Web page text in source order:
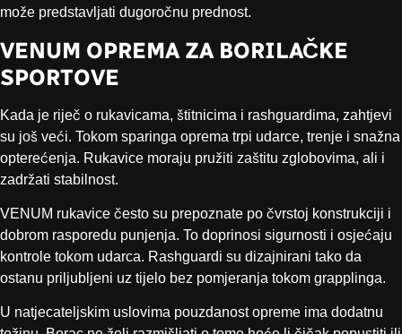
može predstavljati dugoročnu prednost.
VENUM OPREMA ZA BORILAČKE
SPORTOVE
Kada je riječ o rukavicama, štitnicima i rashguardima, zahtjevi
su još veći. Tokom sparinga oprema trpi udarce, trenje i snažna
opterećenja. Rukavice moraju pružiti zaštitu zglobovima, ali i
zadržati stabilnost.
VENUM rukavice često su prepoznate po čvrstoj konstrukciji i
dobrom rasporedu punjenja. To doprinosi sigurnosti i osjećaju
kontrole tokom udarca. Rashguardi su dizajnirani tako da
ostanu priljubljeni uz tijelo bez pomjeranja tokom grapplinga.
U natjecateljskim uslovima pouzdanost opreme ima dodatnu